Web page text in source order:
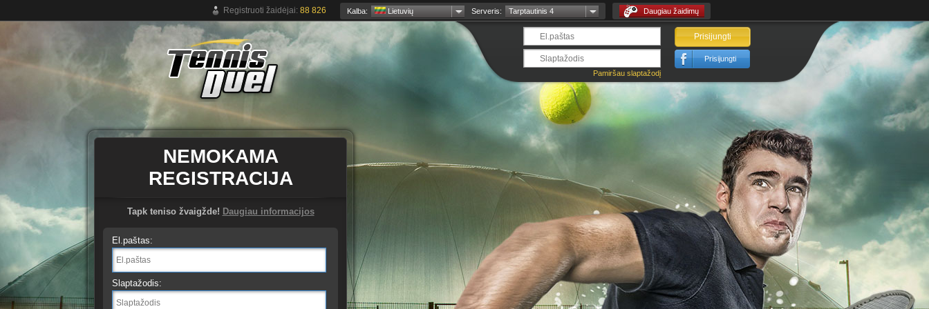
Registruoti žaidėjai: 88 826 Kalba: Lietuvių Serveris: Tarptautinis 4 Daugiau žaidimų
Pamiršau slaptažodį
Prisijungti
Prisijungti
NEMOKAMA
REGISTRACIJA
Tapk teniso žvaigžde! Daugiau informacijos
El.paštas:
Slaptažodis: